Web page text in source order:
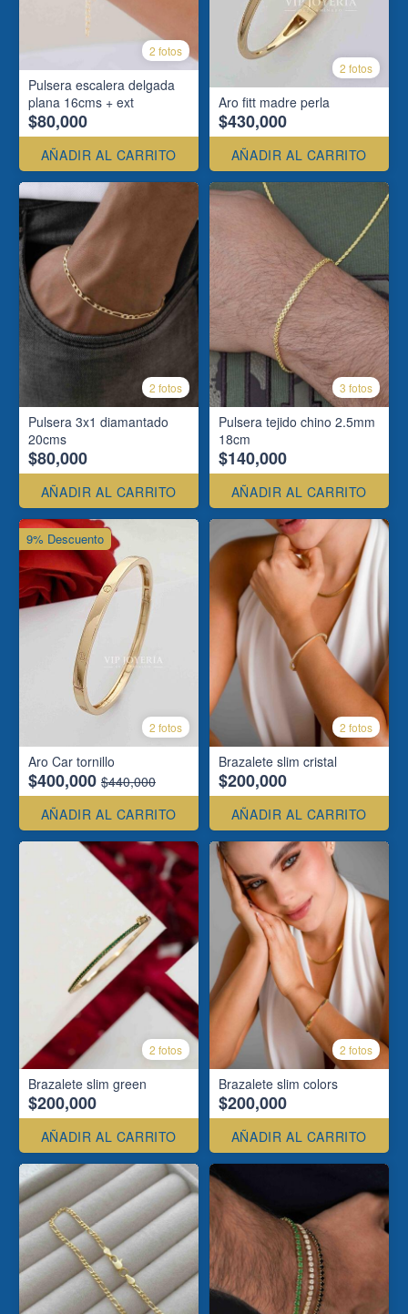
2 fotos
Pulsera escalera delgada
plana 16cms + ext
$80,000
AÑADIR AL CARRITO
2 fotos
Aro fitt madre perla
$430,000
AÑADIR AL CARRITO
2 fotos
Pulsera 3x1 diamantado
20cms
$80,000
AÑADIR AL CARRITO
3 fotos
Pulsera tejido chino 2.5mm
18cm
$140,000
AÑADIR AL CARRITO
2 fotos
Aro Car tornillo
$400,000 $440,000
AÑADIR AL CARRITO
9% Descuento
2 fotos
Brazalete slim cristal
$200,000
AÑADIR AL CARRITO
2 fotos
Brazalete slim green
$200,000
AÑADIR AL CARRITO
2 fotos
Brazalete slim colors
$200,000
AÑADIR AL CARRITO